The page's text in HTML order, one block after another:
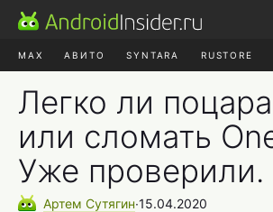
MAX АВИТО SYNTARA RUSTORE
Легко ли
или сломать
Уже проверили.
Артем Сутягин∙15.04.2020